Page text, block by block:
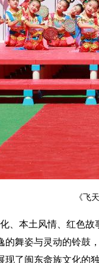
《飞
、本土风情、红色
的舞姿与灵动的铃鼓
现了闽东畲族文化的